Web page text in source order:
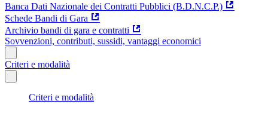
Banca Dati Nazionale dei Contratti Pubblici (B.D.N.C.P.)
Schede Bandi di Gara
Archivio bandi di gara e contratti
Sovvenzioni, contributi, sussidi, vantaggi economici
Criteri e modalità
Criteri e modalità